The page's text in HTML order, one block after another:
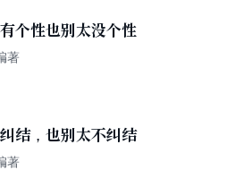
个性也别太没个性
著
结，也别太不纠结
著